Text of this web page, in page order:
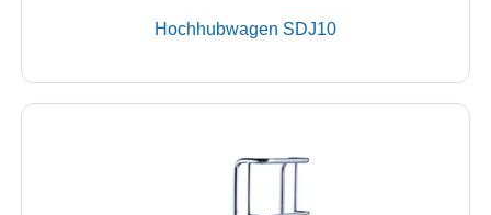
Hochhubwagen SDJ10